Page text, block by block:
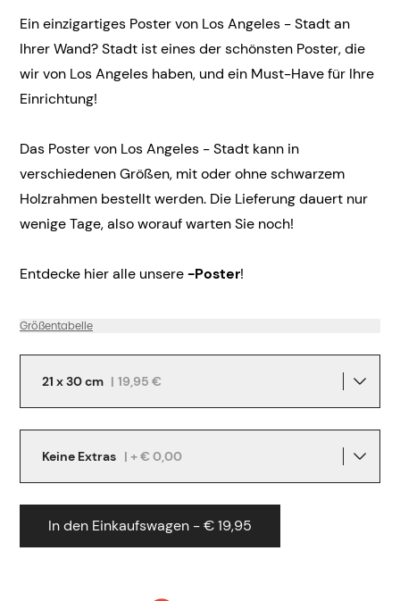
Ein einzigartiges Poster von Los Angeles - Stadt an
Ihrer Wand? Stadt ist eines der schönsten Poster, die
wir von Los Angeles haben, und ein Must-Have für Ihre
Einrichtung!
Das Poster von Los Angeles - Stadt kann in
verschiedenen Größen, mit oder ohne schwarzem
Holzrahmen bestellt werden. Die Lieferung dauert nur
wenige Tage, also worauf warten Sie noch!
Entdecke hier alle unsere-Poster!
Größentabelle
21 x 30 cm | 19,95 €
Keine Extras | + € 0,00
In den Einkaufswagen - € 19,95